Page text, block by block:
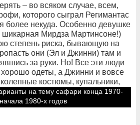
– во всяком случае, всем,
которого сыграл Регимантас
более некуда. Особенно девушке
Мирдза Мартинсоне!)
степень риска, бывающую на
они (Эл и Джинни) там и
за руки. Но! Все эти люди
одеты, а Джинни и вовсе
костюмы, купальники,
на тему сафари конца 1970-
1980-х годов